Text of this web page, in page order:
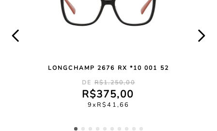
LONGCHAMP 2676 RX *10 001 52
R$1.250,00
R$375,00
9 R$41,66